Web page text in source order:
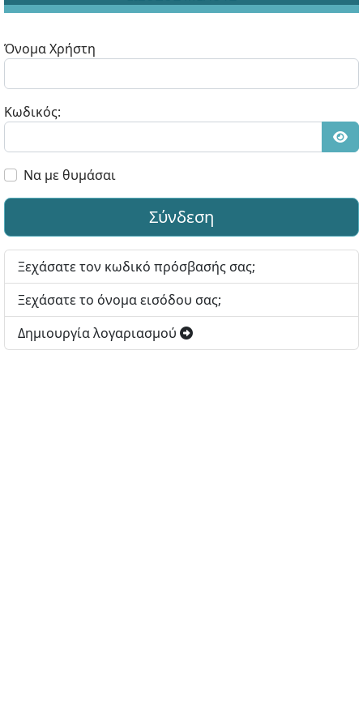
Όνομα Χρήστη
Κωδικός:
Να με θυμάσαι
Σύνδεση
Ξεχάσατε τον κωδικό πρόσβασής σας;
Ξεχάσατε το όνομα εισόδου σας;
Δημιουργία λογαριασμού